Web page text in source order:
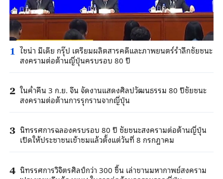
1 ไชน่า มีเดีย กรุ๊ป เตรียมผลิตสารคดีและภาพยนตร์รำลึกชัยชนะ
สงครามต่อต้านญี่ปุ่นครบรอบ 80 ปี
2 ในค่ำคืน 3 ก.ย. จีน จัดงานแสดงศิลปวัฒนธรรม 80 ปีชัยชนะ
สงครามต่อต้านการรุกรานจากญี่ปุ่น
3 นิทรรศการฉลองครบรอบ 80 ปี ชัยชนะสงครามต่อต้านญี่ปุ่น
เปิดให้ประชาชนเข้าชมแล้วตั้งแต่วันที่ 8 กรกฎาคม
4 นิทรรศการวิจิตรศิลป์กว่า 300 ชิ้น เล่าขานมหากาพย์สงคราม